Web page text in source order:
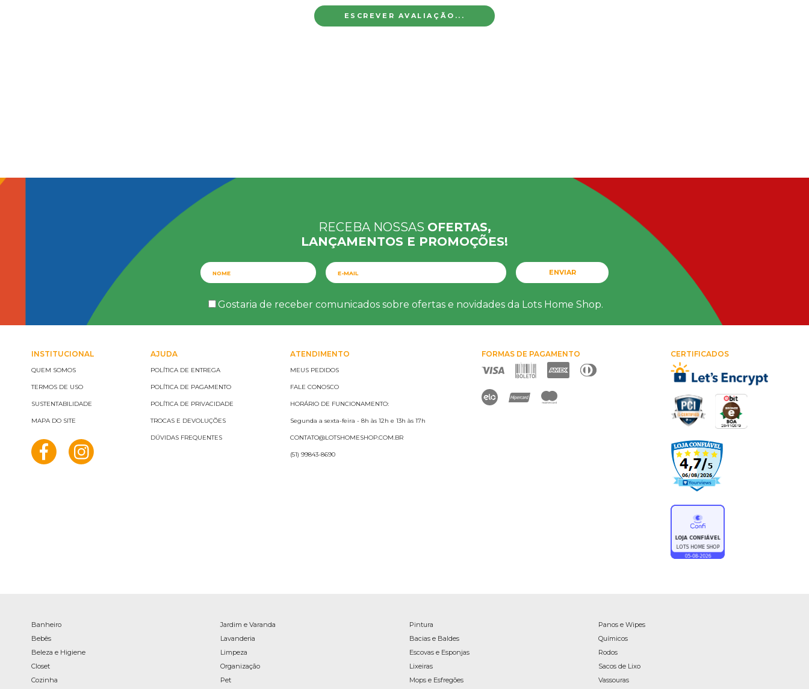
ESCREVER AVALIAÇÃO...
RECEBA NOSSAS OFERTAS,
LANÇAMENTOS E PROMOÇÕES!
Gostaria de receber comunicados sobre ofertas e novidades da Lots Home Shop.
ENVIAR
INSTITUCIONAL
QUEM SOMOS
TERMOS DE USO
SUSTENTABILIDADE
MAPA DO SITE
AJUDA
POLÍTICA DE ENTREGA
POLÍTICA DE PAGAMENTO
POLÍTICA DE PRIVACIDADE
TROCAS E DEVOLUÇÕES
DÚVIDAS FREQUENTES
ATENDIMENTO
MEUS PEDIDOS
FALE CONOSCO
HORÁRIO DE FUNCIONAMENTO:
Segunda a sexta-feira - 8h às 12h e 13h às 17h
CONTATO@LOTSHOMESHOP.COM.BR
(51) 99843-8690
FORMAS DE PAGAMENTO CERTIFICADOS
Banheiro
Bebês
Beleza e Higiene
Closet
Cozinha
Jardim e Varanda
Lavanderia
Limpeza
Organização
Pet
Pintura
Bacias e Baldes
Escovas e Esponjas
Lixeiras
Mops e Esfregões
Panos e Wipes
Químicos
Rodos
Sacos de Lixo
Vassouras